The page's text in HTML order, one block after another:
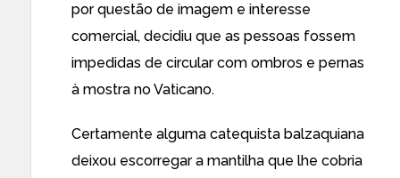
por questão de imagem e interesse
comercial, decidiu que as pessoas fossem
impedidas de circular com ombros e pernas
à mostra no Vaticano.
Certamente alguma catequista balzaquiana
deixou escorregar a mantilha que lhe cobria